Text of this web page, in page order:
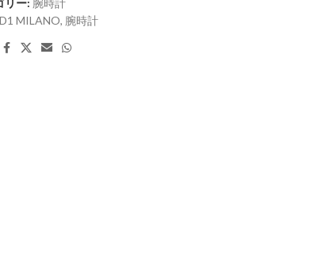
リー: 腕時計
D1 MILANO, 腕時計